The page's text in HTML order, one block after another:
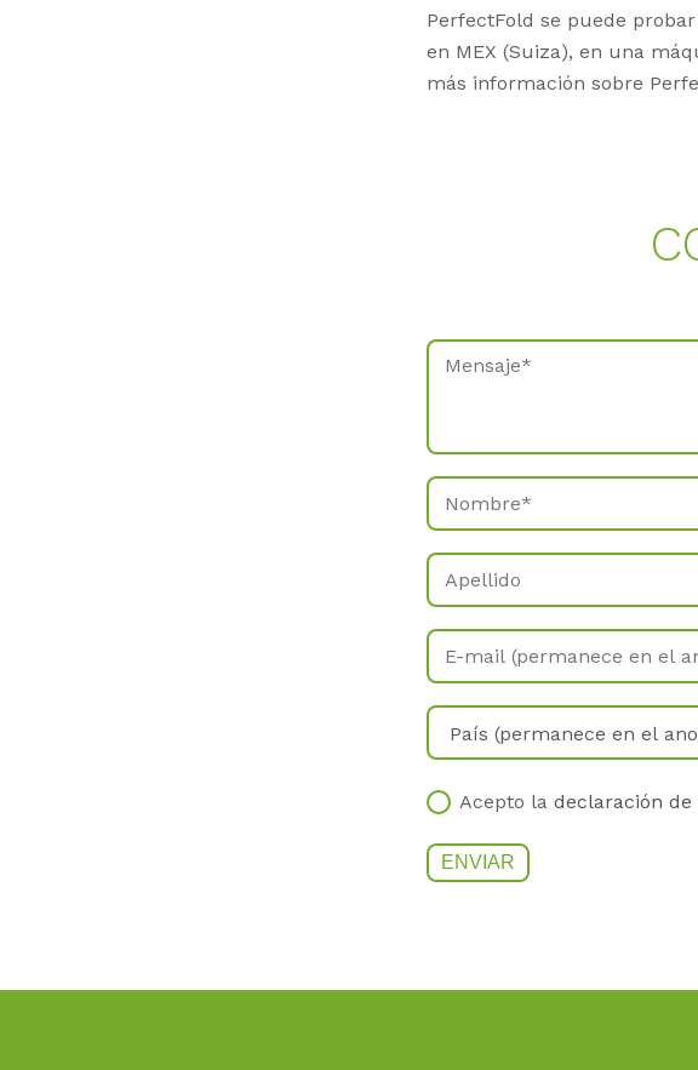
PerfectFold se puede
en MEX (Suiza), en una
más información sobre
Acepto la declaración de